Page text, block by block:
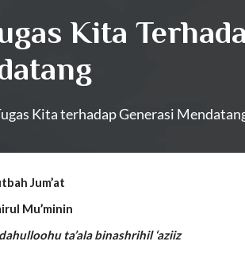
Kita
Kita terhadap Generasi
Jum’at
Mu’minin
ta’ala binashrihil ‘aziiz